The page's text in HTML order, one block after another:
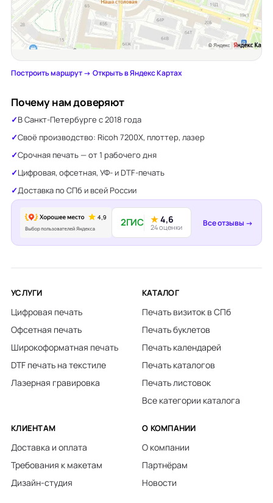
Построить маршрут →·Открыть в Яндекс Картах
Почему нам доверяют
В Санкт-Петербурге с 2018 года
Своё производство: Ricoh 7200X, плоттер, лазер
Срочная печать — от 1 рабочего дня
Цифровая, офсетная, УФ- и DTF-печать
Доставка по СПб и всей России
2ГИС ★4,6
24 оценки Все отзывы →
УСЛУГИ
Цифровая печать
Офсетная печать
Широкоформатная печать
DTF печать на текстиле
Лазерная гравировка
КАТАЛОГ
Печать визиток в СПб
Печать буклетов
Печать календарей
Печать каталогов
Печать листовок
Все категории каталога
КЛИЕНТАМ
Доставка и оплата
Требования к макетам
Дизайн-студия
О КОМПАНИИ
О компании
Партнёрам
Новости